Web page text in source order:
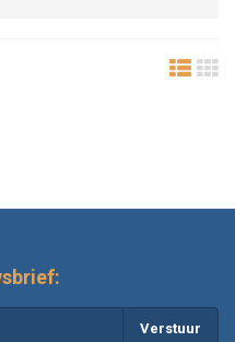
Verstuur